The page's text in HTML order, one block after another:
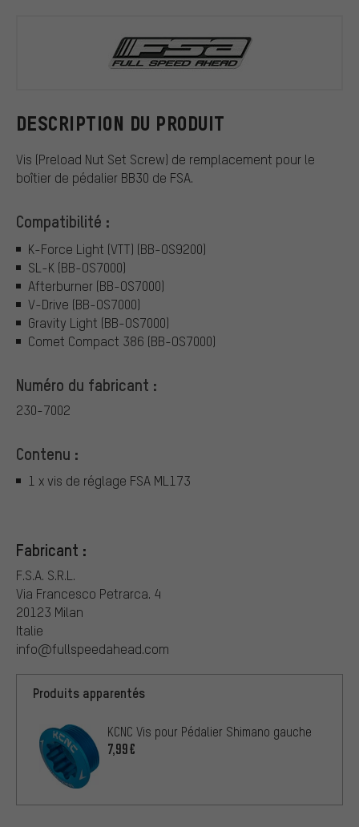
DESCRIPTION DU PRODUIT
Vis (Preload Nut Set Screw) de remplacement pour le
boîtier de pédalier BB30 de FSA.
Compatibilité :
K-Force Light (VTT) (BB-OS9200)
SL-K (BB-OS7000)
Afterburner (BB-OS7000)
V-Drive (BB-OS7000)
Gravity Light (BB-OS7000)
Comet Compact 386 (BB-OS7000)
Numéro du fabricant :
230-7002
Contenu :
1 x vis de réglage FSA ML173
Fabricant :
F.S.A. S.R.L.
Via Francesco Petrarca. 4
20123 Milan
Italie
info@fullspeedahead.com
Produits apparentés
KCNC Vis pour Pédalier Shimano gauche
7,99€